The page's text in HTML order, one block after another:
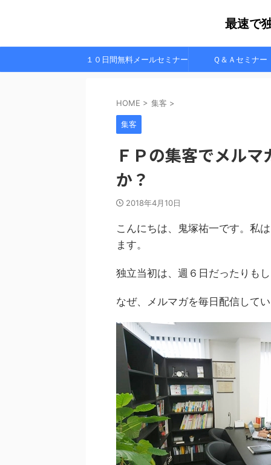
最速で
１０日間無料メールセミナー Ｑ＆Ａセミナー
HOME > 集客 >
集客
ＦＰの集客でメル
か？
2018年4月10日
こんにちは、鬼塚祐一です。私
ます。
独立当初は、週６日だったりも
なぜ、メルマガを毎日配信して